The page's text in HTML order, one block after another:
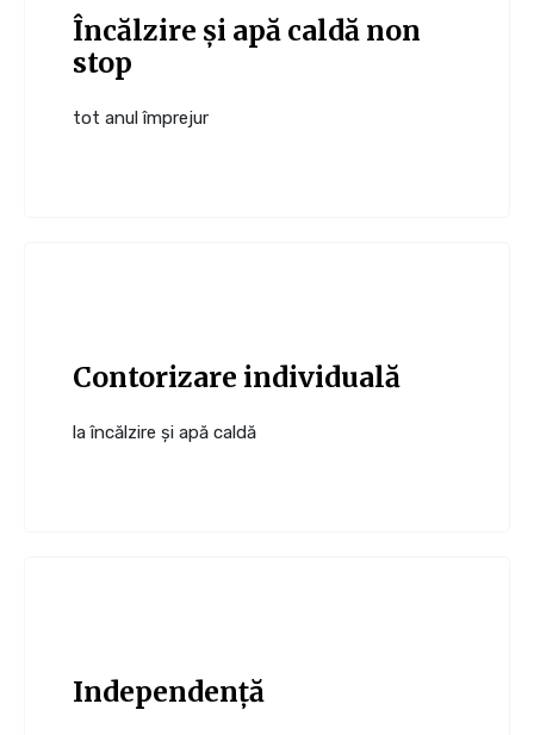
Încălzire și apă caldă non
stop
tot anul împrejur
Contorizare individuală
la încălzire și apă caldă
Independență